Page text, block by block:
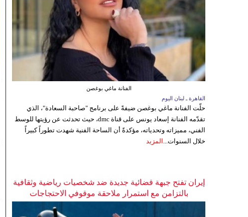
الفنانة ماغي بوغصن
القاهرة ـ لبنان اليوم
حلّت الفنانة ماغي بوغصن ضيفةً على برنامج "صاحبة السعادة"، الذي
تقدّمه الفنانة إسعاد يونس على قناة dmc، حيث تحدثت عن رؤيتها للوسط
الفني، مميزاته وتحدياته، مؤكدةً أن الساحة الفنية شهدت تطوراً كبيراً
خلال السنوات... المزيد
إيران تفتح جبهة قضائية جديدة ضد شخصيات رياضية وثقافية
بالتزامن مع استمرار ملاحقة موقوفي الاحتجاجات